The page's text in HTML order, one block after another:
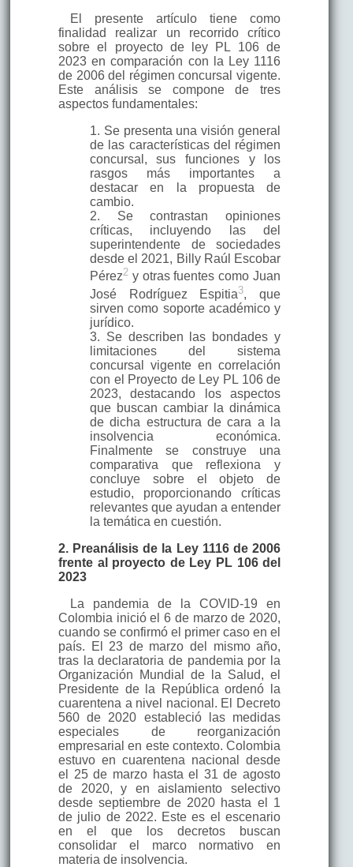
El presente artículo tiene como
finalidad realizar un recorrido crítico
sobre el proyecto de ley PL 106 de
2023 en comparación con la Ley 1116
de 2006 del régimen concursal vigente.
Este análisis se compone de tres
aspectos fundamentales:
1. Se presenta una visión general
de las características del régimen
concursal, sus funciones y los
rasgos más importantes a
destacar en la propuesta de
cambio.
2. Se contrastan opiniones
críticas, incluyendo las del
superintendente de sociedades
desde el 2021, Billy Raúl Escobar
Pérez2y otras fuentes como Juan
José Rodríguez Espitia3, que
sirven como soporte académico y
jurídico.
3. Se describen las bondades y
limitaciones del sistema
concursal vigente en correlación
con el Proyecto de Ley PL 106 de
2023, destacando los aspectos
que buscan cambiar la dinámica
de dicha estructura de cara a la
insolvencia económica.
Finalmente se construye una
comparativa que reflexiona y
concluye sobre el objeto de
estudio, proporcionando críticas
relevantes que ayudan a entender
la temática en cuestión.
2. Preanálisis de la Ley 1116 de 2006
frente al proyecto de Ley PL 106 del
2023
La pandemia de la COVID-19 en
Colombia inició el 6 de marzo de 2020,
cuando se confirmó el primer caso en el
país. El 23 de marzo del mismo año,
tras la declaratoria de pandemia por la
Organización Mundial de la Salud, el
Presidente de la República ordenó la
cuarentena a nivel nacional. El Decreto
560 de 2020 estableció las medidas
especiales de reorganización
empresarial en este contexto. Colombia
estuvo en cuarentena nacional desde
el 25 de marzo hasta el 31 de agosto
de 2020, y en aislamiento selectivo
desde septiembre de 2020 hasta el 1
de julio de 2022. Este es el escenario
en el que los decretos buscan
consolidar el marco normativo en
materia de insolvencia.